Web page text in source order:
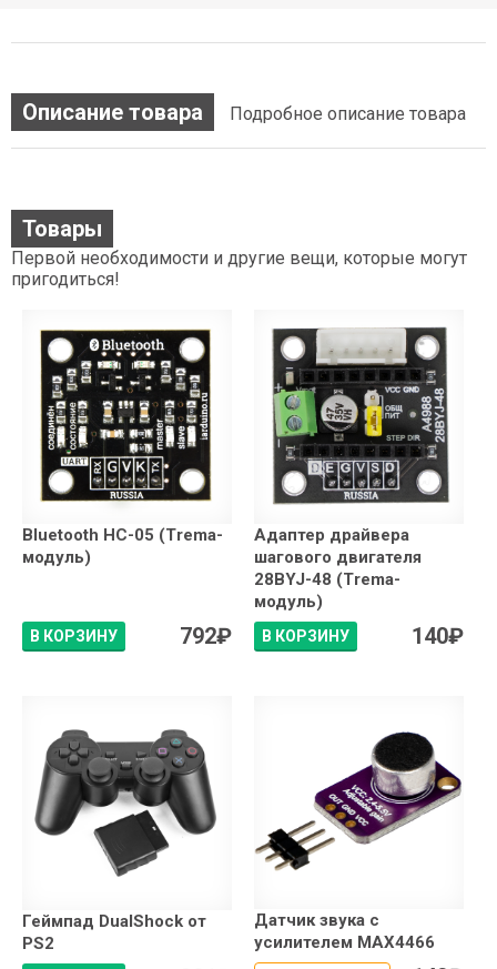
Описание товара Подробное описание товара
Товары
Первой необходимости и другие вещи, которые могут
пригодиться!
Bluetooth HC-05 (Trema-
модуль)
В КОРЗИНУ 792₽
Адаптер драйвера
шагового двигателя
28BYJ-48 (Trema-
модуль)
В КОРЗИНУ 140₽
Геймпад DualShock от
PS2
Датчик звука с
усилителем MAX4466